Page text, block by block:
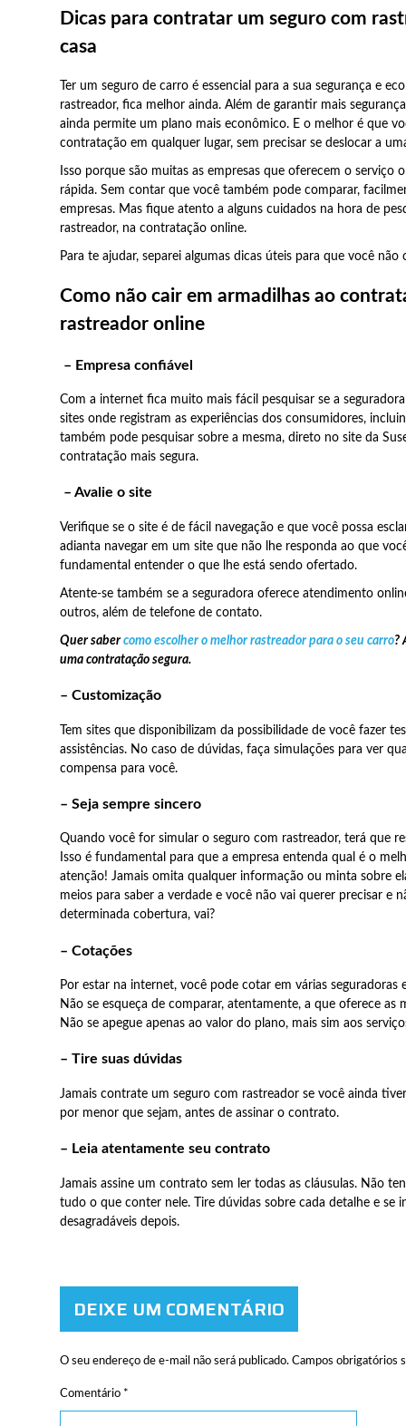
Dicas para contratar um seguro com
casa
Ter um seguro de carro é essencial para a sua segurança e
rastreador, fica melhor ainda. Além de garantir mais
ainda permite um plano mais econômico. E o melhor é que
contratação em qualquer lugar, sem precisar se deslocar a
Isso porque são muitas as empresas que oferecem o serviço
rápida. Sem contar que você também pode comparar,
empresas. Mas fique atento a alguns cuidados na hora de
rastreador, na contratação online.
Para te ajudar, separei algumas dicas úteis para que você não
Como não cair em armadilhas ao
rastreador online
– Empresa confiável
Com a internet fica muito mais fácil pesquisar se a
sites onde registram as experiências dos consumidores,
também pode pesquisar sobre a mesma, direto no site da
contratação mais segura.
– Avalie o site
Verifique se o site é de fácil navegação e que você possa
adianta navegar em um site que não lhe responda ao que
fundamental entender o que lhe está sendo ofertado.
Atente-se também se a seguradora oferece atendimento
outros, além de telefone de contato.
Quer sabercomo escolher o melhor rastreador para o seu carro?
uma contratação segura.
– Customização
Tem sites que disponibilizam da possibilidade de você fazer
assistências. No caso de dúvidas, faça simulações para ver
compensa para você.
– Seja sempre sincero
Quando você for simular o seguro com rastreador, terá que
Isso é fundamental para que a empresa entenda qual é o
atenção! Jamais omita qualquer informação ou minta sobre
meios para saber a verdade e você não vai querer precisar e
determinada cobertura, vai?
– Cotações
Por estar na internet, você pode cotar em várias seguradoras
Não se esqueça de comparar, atentamente, a que oferece as
Não se apegue apenas ao valor do plano, mais sim aos
– Tire suas dúvidas
Jamais contrate um seguro com rastreador se você ainda
por menor que sejam, antes de assinar o contrato.
– Leia atentamente seu contrato
Jamais assine um contrato sem ler todas as cláusulas. Não
tudo o que conter nele. Tire dúvidas sobre cada detalhe e se
desagradáveis depois.
DEIXE UM COMENTÁRIO
O seu endereço de e-mail não será publicado. Campos obrigatórios
Comentário *